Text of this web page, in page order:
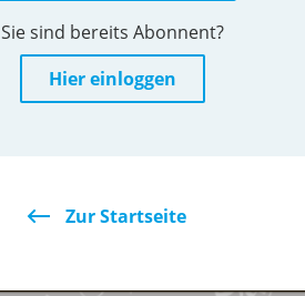
Sie sind bereits Abonnent?
Hier einloggen
Zur Startseite